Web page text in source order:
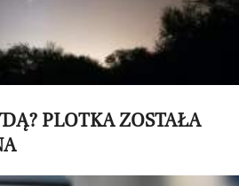
PLOTKA ZOSTAŁA